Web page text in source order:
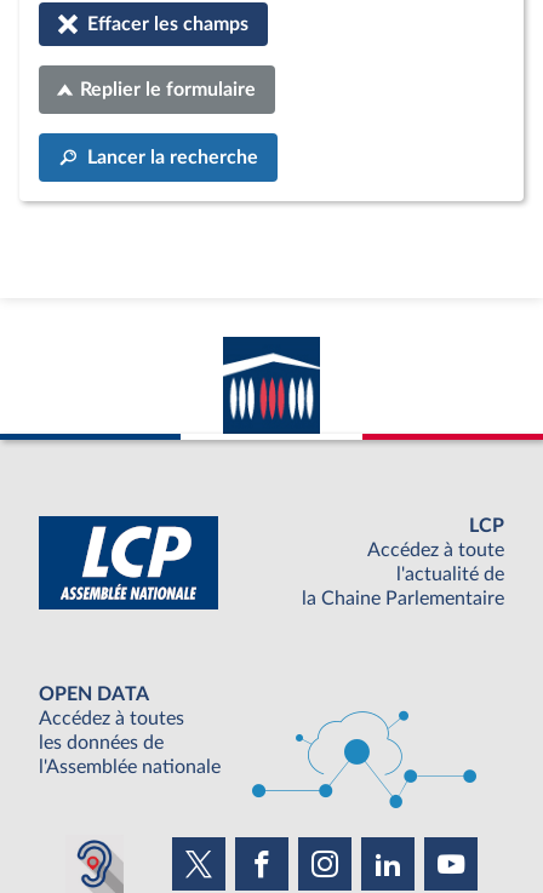
Effacer les champs
Replier le formulaire
Lancer la recherche
LCP
Accédez à toute
l'actualité de
la Chaine Parlementaire
OPEN DATA
Accédez à toutes
les données de
l'Assemblée nationale